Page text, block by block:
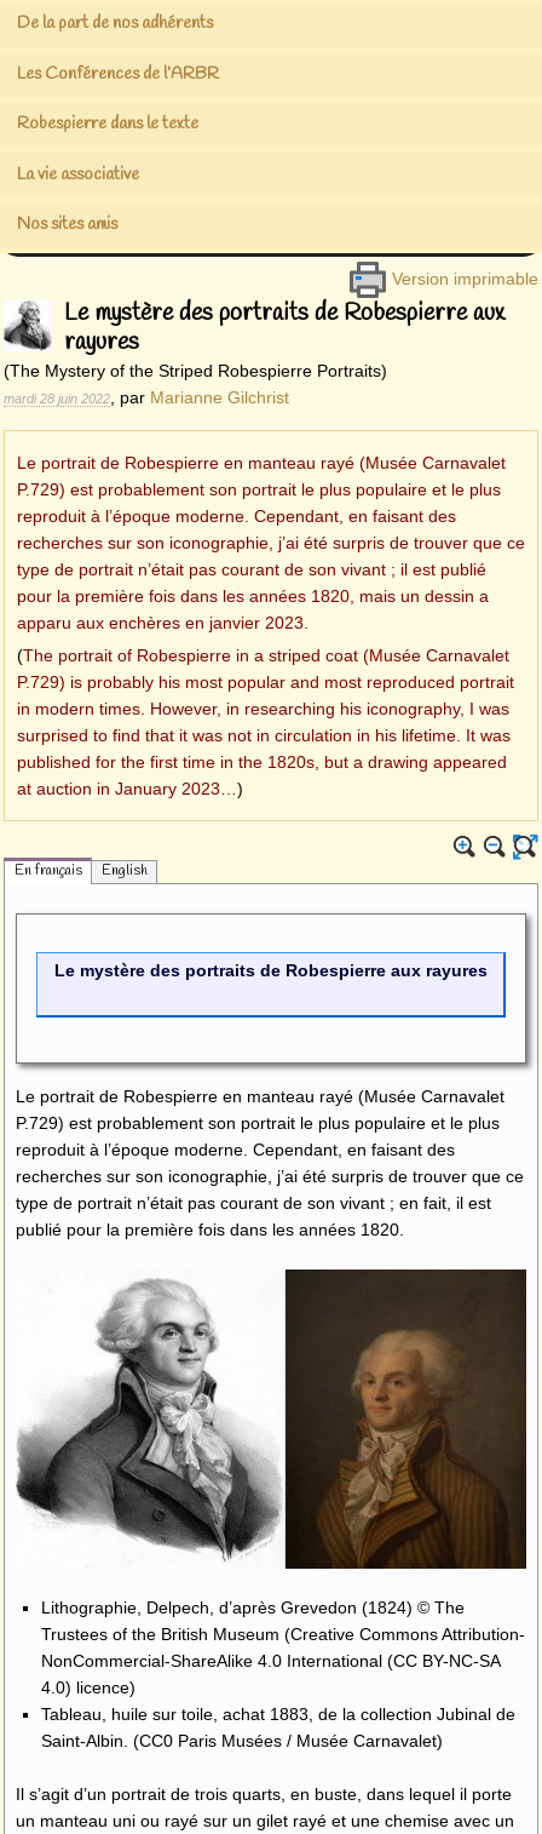
De la part de nos adhérents
Les Conférences de l’ARBR
Robespierre dans le texte
La vie associative
Nos sites amis
Version imprimable
Le mystère des portraits de Robespierre aux
rayures
(The Mystery of the Striped Robespierre Portraits)
mardi 28 juin 2022 par Marianne Gilchrist
Le portrait de Robespierre en manteau rayé (Musée Carnavalet
P.729) est probablement son portrait le plus populaire et le plus
reproduit à l’époque moderne. Cependant, en faisant des
recherches sur son iconographie, j’ai été surpris de trouver que ce
type de portrait n’était pas courant de son vivant ; il est publié
pour la première fois dans les années 1820, mais un dessin a
apparu aux enchères en janvier 2023.
(The portrait of Robespierre in a striped coat (Musée Carnavalet
P.729) is probably his most popular and most reproduced portrait
in modern times. However, in researching his iconography, I was
surprised to find that it was not in circulation in his lifetime. It was
published for the first time in the 1820s, but a drawing appeared
at auction in January 2023… )
En français English
Le mystère des portraits de Robespierre aux rayures
Le portrait de Robespierre en manteau rayé (Musée Carnavalet
P.729) est probablement son portrait le plus populaire et le plus
reproduit à l’époque moderne. Cependant, en faisant des
recherches sur son iconographie, j’ai été surpris de trouver que ce
type de portrait n’était pas courant de son vivant ; en fait, il est
publié pour la première fois dans les années 1820.
Lithographie, Delpech, d’après Grevedon (1824) © The
Trustees of the British Museum (Creative Commons Attribution-
NonCommercial-ShareAlike 4.0 International (CC BY-NC-SA
4.0) licence)
Tableau, huile sur toile, achat 1883, de la collection Jubinal de
Saint-Albin. (CC0 Paris Musées / Musée Carnavalet)
Il s’agit d’un portrait de trois quarts, en buste, dans lequel il porte
un manteau uni ou rayé sur un gilet rayé et une chemise avec un